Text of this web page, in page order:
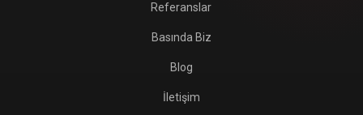
Referanslar
Basında Biz
Blog
İletişim